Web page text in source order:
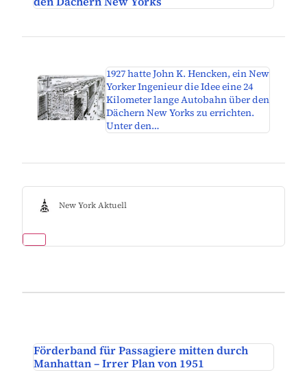
1927 hatte John K. Hencken, ein New
Yorker Ingenieur die Idee eine 24
Kilometer lange Autobahn über den
Dächern New Yorks zu errichten.
Unter den…
New York Aktuell
Förderband für Passagiere mitten durch
Manhattan – Irrer Plan von 1951